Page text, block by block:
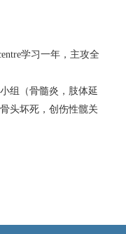
学习一年，主攻全
组（骨髓炎，肢体延
头坏死，创伤性髋关